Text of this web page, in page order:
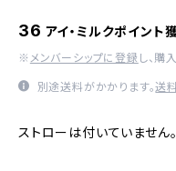
36 アイ・ミルクポイント
※ メンバーシップに登録 し、購
別途送料がかかります。送
ストローは付いていません。